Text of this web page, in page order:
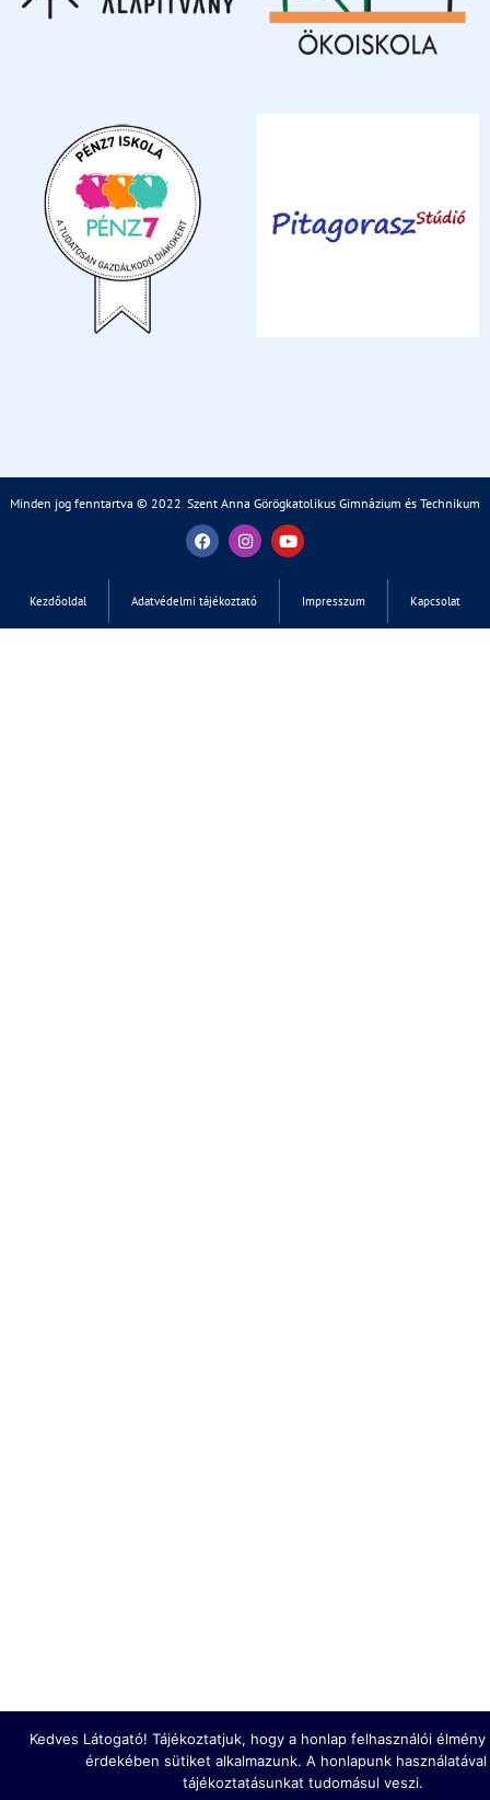
Minden jog fenntartva © 2022. Szent Anna Görögkatolikus Gimnázium és Technikum
Kezdőoldal Adatvédelmi tájékoztató Impresszum Kapcsolat
Kedves Látogató! Tájékoztatjuk, hogy a honlap felhasználói
érdekében sütiket alkalmazunk. A honlapunk használatával
tájékoztatásunkat tudomásul veszi.